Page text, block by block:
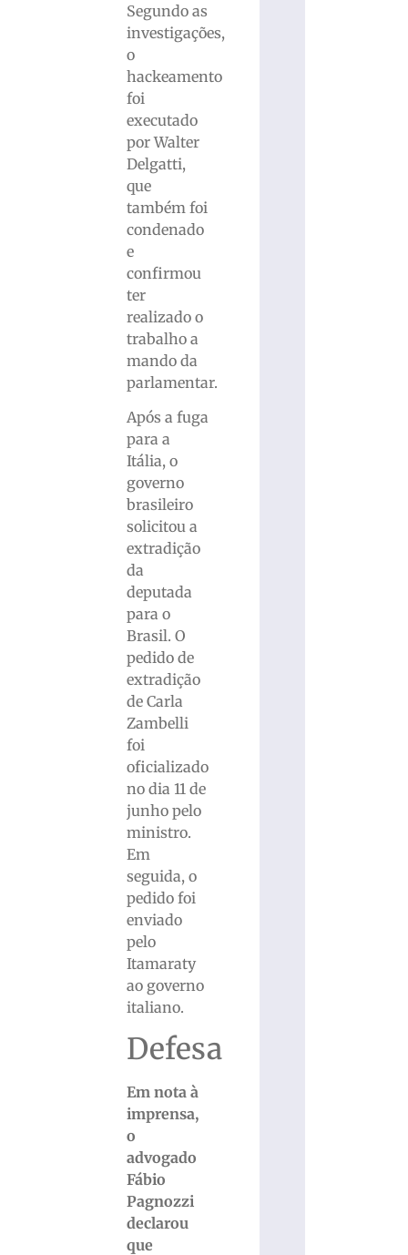
Segundo as
investigações,
o
hackeamento
foi
executado
por Walter
Delgatti,
que
também foi
condenado
e
confirmou
ter
realizado o
trabalho a
mando da
parlamentar.
Após a fuga
para a
Itália, o
governo
brasileiro
solicitou a
extradição
da
deputada
para o
Brasil. O
pedido de
extradição
de Carla
Zambelli
foi
oficializado
no dia 11 de
junho pelo
ministro.
Em
seguida, o
pedido foi
enviado
pelo
Itamaraty
ao governo
italiano.
Defesa
Em nota à
imprensa,
o
advogado
Fábio
Pagnozzi
declarou
que